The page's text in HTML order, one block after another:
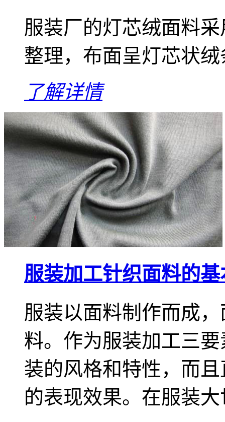
服装厂的灯芯绒面料
整理，布面呈灯芯状
了解详情
服装加工针织面料的
服装以面料制作而成
料。作为服装加工三
装的风格和特性，而
的表现效果。在服装